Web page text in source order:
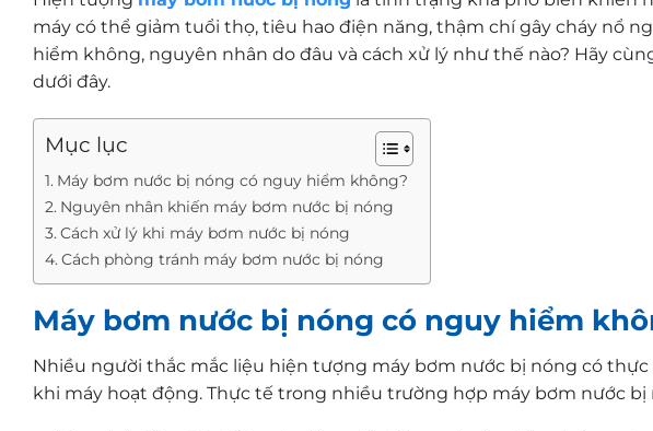
máy có thể giảm tuổi thọ, tiêu hao điện năng, thậm chí gây cháy nổ
hiểm không, nguyên nhân do đâu và cách xử lý như thế nào? Hãy
dưới đây.
Mục lục
Máy bơm nước bị nóng có nguy hiểm không?
Nguyên nhân khiến máy bơm nước bị nóng
Cách xử lý khi máy bơm nước bị nóng
Cách phòng tránh máy bơm nước bị nóng
Máy bơm nước bị nóng có nguy hiểm
Nhiều người thắc mắc liệu hiện tượng máy bơm nước bị nóng có
khi máy hoạt động. Thực tế trong nhiều trường hợp máy bơm nước